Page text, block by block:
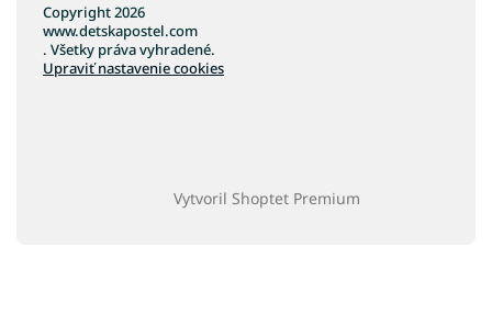
Vytvoril Shoptet Premium
Copyright 2026
www.detskapostel.com
. Všetky práva vyhradené.
Upraviť nastavenie cookies